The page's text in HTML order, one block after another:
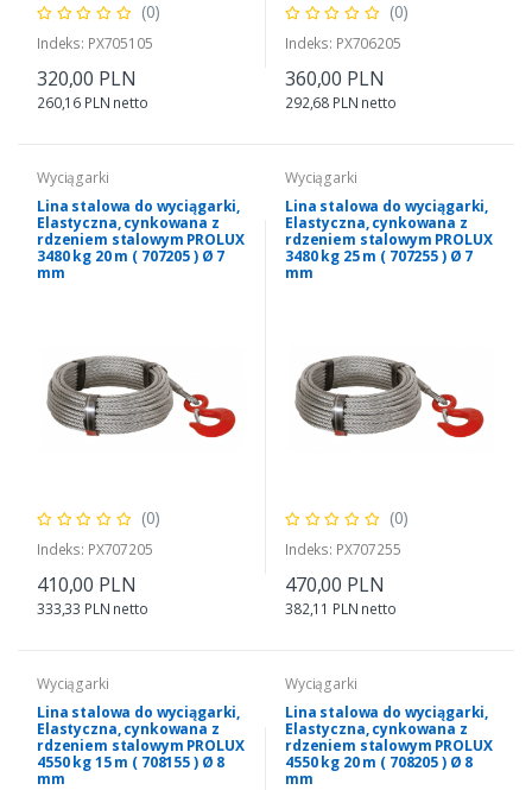
(0)
Indeks: PX705105
320,00 PLN
260,16 PLN netto
(0)
Indeks: PX706205
360,00 PLN
292,68 PLN netto
Wyciągarki
Lina stalowa do wyciągarki,
Elastyczna, cynkowana z
rdzeniem stalowym PROLUX
3480 kg 20 m ( 707205 ) Ø 7
mm
(0)
Indeks: PX707205
410,00 PLN
333,33 PLN netto
Wyciągarki
Lina stalowa do wyciągarki,
Elastyczna, cynkowana z
rdzeniem stalowym PROLUX
3480 kg 25 m ( 707255 ) Ø 7
mm
(0)
Indeks: PX707255
470,00 PLN
382,11 PLN netto
Wyciągarki
Lina stalowa do wyciągarki,
Elastyczna, cynkowana z
rdzeniem stalowym PROLUX
4550 kg 15 m ( 708155 ) Ø 8
mm
Wyciągarki
Lina stalowa do wyciągarki,
Elastyczna, cynkowana z
rdzeniem stalowym PROLUX
4550 kg 20 m ( 708205 ) Ø 8
mm